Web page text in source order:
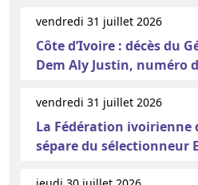
vendredi 31 juillet 2026
Côte d’Ivoire : décès du
Dem Aly Justin, numéro
vendredi 31 juillet 2026
La Fédération ivoirienne
sépare du sélectionneur